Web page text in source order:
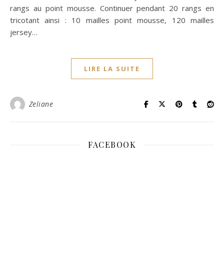
rangs au point mousse. Continuer pendant 20 rangs en
tricotant ainsi : 10 mailles point mousse, 120 mailles
jersey…
LIRE LA SUITE
Zeliane
FACEBOOK